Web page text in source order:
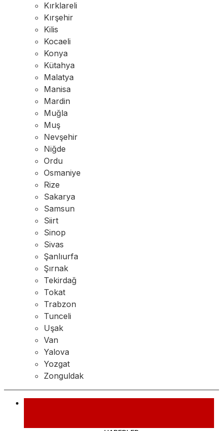
Kırklareli
Kırşehir
Kilis
Kocaeli
Konya
Kütahya
Malatya
Manisa
Mardin
Muğla
Muş
Nevşehir
Niğde
Ordu
Osmaniye
Rize
Sakarya
Samsun
Siirt
Sinop
Sivas
Şanlıurfa
Şırnak
Tekirdağ
Tokat
Trabzon
Tunceli
Uşak
Van
Yalova
Yozgat
Zonguldak